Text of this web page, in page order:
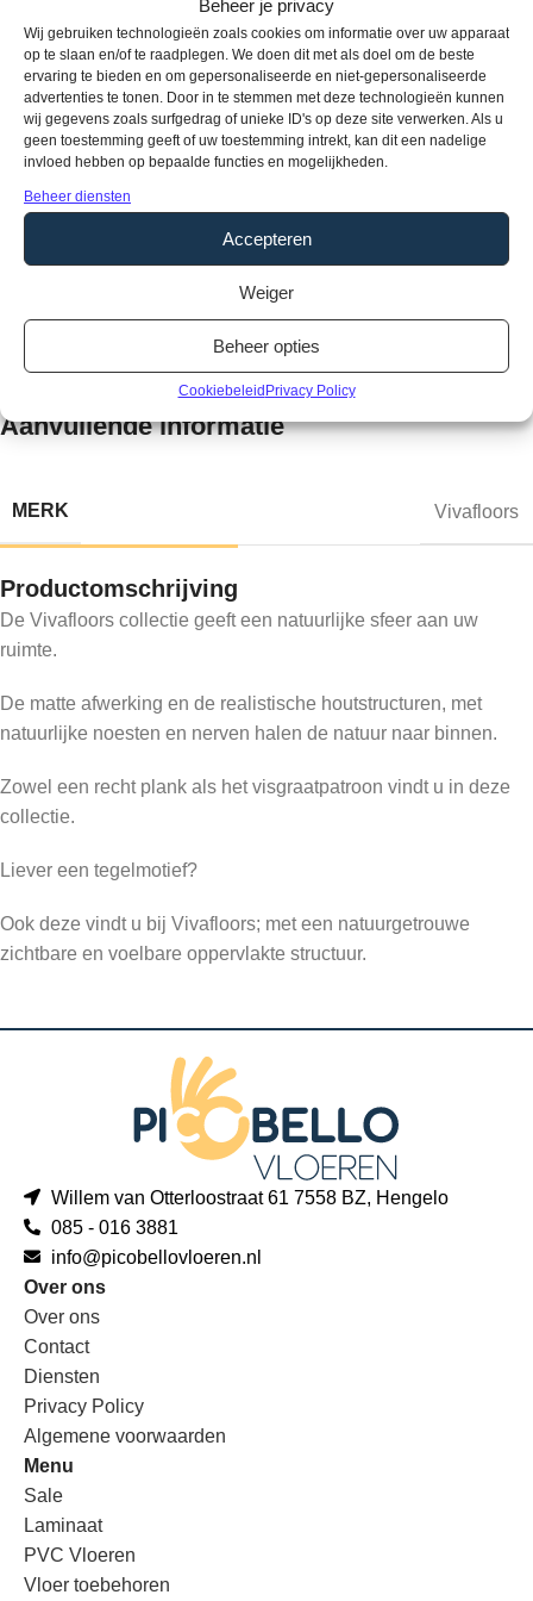
Beheer je privacy
Wij gebruiken technologieën zoals cookies om informatie over uw apparaat
op te slaan en/of te raadplegen. We doen dit met als doel om de beste
ervaring te bieden en om gepersonaliseerde en niet-gepersonaliseerde
advertenties te tonen. Door in te stemmen met deze technologieën kunnen
wij gegevens zoals surfgedrag of unieke ID's op deze site verwerken. Als u
geen toestemming geeft of uw toestemming intrekt, kan dit een nadelige
invloed hebben op bepaalde functies en mogelijkheden.
Beheer diensten
Accepteren
Weiger
Beheer opties
Cookiebeleid Privacy Policy
Producteigenschappen
Soort vloer:Lijm PVC vloer
Pakinhoud:3,84 m2
Dikte:2,5 mm
Breedte:228 mm
Lengte:
1524 mm
Gebruikersklasse:33
Type / style:
Aanvullende informatie
MERK Vivafloors
Productomschrijving
De Vivafloors collectie geeft een natuurlijke sfeer aan uw
ruimte.
De matte afwerking en de realistische houtstructuren, met
natuurlijke noesten en nerven halen de natuur naar binnen.
Zowel een recht plank als het visgraatpatroon vindt u in deze
collectie.
Liever een tegelmotief?
Ook deze vindt u bij Vivafloors; met een natuurgetrouwe
zichtbare en voelbare oppervlakte structuur.
Willem van Otterloostraat 61 7558 BZ, Hengelo
085 - 016 3881
info@picobellovloeren.nl
Over ons
Over ons
Contact
Diensten
Privacy Policy
Algemene voorwaarden
Menu
Sale
Laminaat
PVC Vloeren
Vloer toebehoren